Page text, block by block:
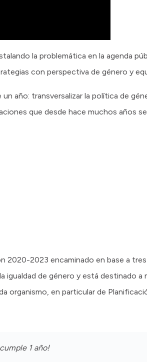
la problemática en la agenda
con perspectiva de género y
año: transversalizar la política de
que desde hace muchos años
2020-2023 encaminado en base a
igualdad de género y está destinado a
organismo, en particular de
1 año!